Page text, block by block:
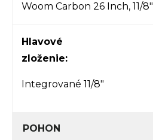
Woom Carbon 26 Inch, 11/8"
Hlavové
zloženie:
Integrované 11/8"
POHON